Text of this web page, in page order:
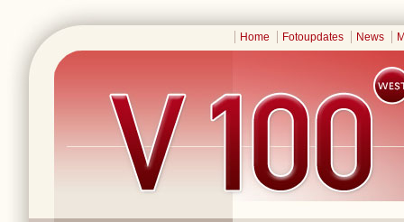
Home Fotoupdates News